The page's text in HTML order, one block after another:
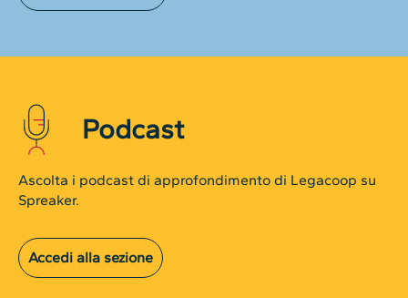
Podcast
Ascolta i podcast di approfondimento di Legacoop su
Spreaker.
Accedi alla sezione